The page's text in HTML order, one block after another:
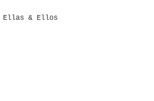
Ellas & Ellos